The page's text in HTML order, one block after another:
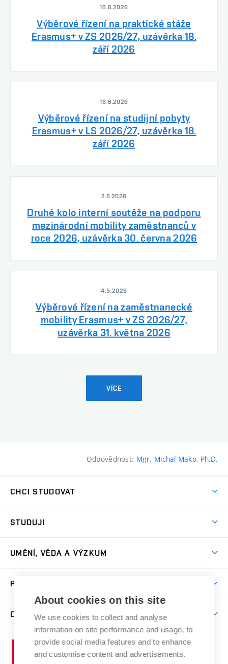
18.6.2026
Výběrové řízení na praktické stáže
Erasmus+ v ZS 2026/27, uzávěrka 18.
září 2026
18.6.2026
Výběrové řízení na studijní pobyty
Erasmus+ v LS 2026/27, uzávěrka 18.
září 2026
2.6.2026
Druhé kolo interní soutěže na podporu
mezinárodní mobility zaměstnanců v
roce 2026, uzávěrka 30. června 2026
4.5.2026
Výběrové řízení na zaměstnanecké
mobility Erasmus+ v ZS 2026/27,
uzávěrka 31. května 2026
VÍCE
Odpovědnost: Mgr. Michal Mako, Ph.D.
CHCI STUDOVAT
Přijímačky
Dny otevřených dveří
Přípravné kurzy
Studium bez bariér
Katedra teorií a dějin umění
Kabinety a dílny
Kontakt
STUDUJI
Časový plán studia
Studijní předpisy a formuláře
Studium a stáže v zahraničí
Rezidenční pobyty
Odborná praxe
UMĚNÍ, VĚDA A VÝZKUM
Publikační činnost
Projekty
Výstavy
PRO VEŘEJNOST
Letní školy a semestrální kurzy
Nakladatelská a vydavatelská činnost
Research Catalogue
O FAKULTĚ
Aktuality
Informační tabule
Vysoké
učení
About cookies on this site
We use cookies to collect and analyse
information on site performance and usage, to
provide social media features and to enhance
and customise content and advertisements.